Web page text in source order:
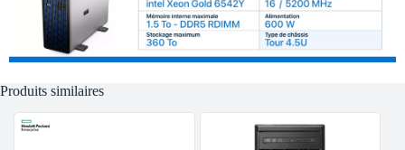
Produits similaires